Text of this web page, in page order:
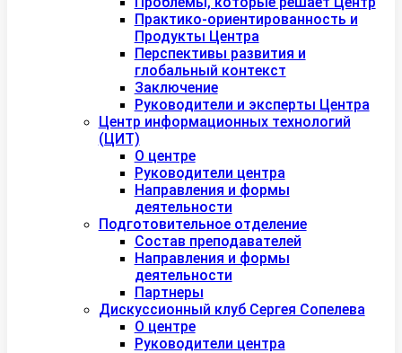
Практико-ориентированность и
Продукты Центра
Перспективы развития и
глобальный контекст
Заключение
Руководители и эксперты Центра
Центр информационных технологий
(ЦИТ)
О центре
Руководители центра
Направления и формы
деятельности
Подготовительное отделение
Состав преподавателей
Направления и формы
деятельности
Партнеры
Дискуссионный клуб Сергея Сопелева
О центре
Руководители центра